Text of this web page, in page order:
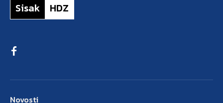
Sisak HDZ
Novosti